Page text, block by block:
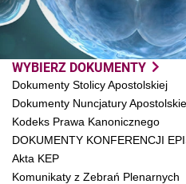
WYBIERZ DOKUMENTY
Dokumenty Stolicy Apostolskiej
Dokumenty Nuncjatury
Kodeks Prawa Kanonicznego
DOKUMENTY KONFERENCJI
Akta KEP
Komunikaty z Zebrań Plenarnych